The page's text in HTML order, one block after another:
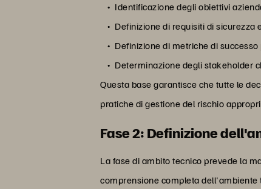
Identificazione degli obiettivi
Definizione di requisiti di sicurezza
Definizione di metriche di
Determinazione degli stakeholder
Questa base garantisce che tutte le
pratiche di gestione del rischio
Fase 2: Definizione
La fase di ambito tecnico prevede la
comprensione completa dell'ambiente